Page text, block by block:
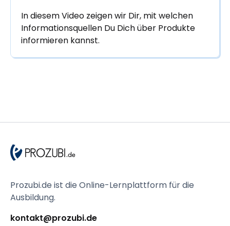
In diesem Video zeigen wir Dir, mit welchen
Informationsquellen Du Dich über Produkte
informieren kannst.
Prozubi.de ist die Online-Lernplattform für die
Ausbildung.
kontakt@prozubi.de